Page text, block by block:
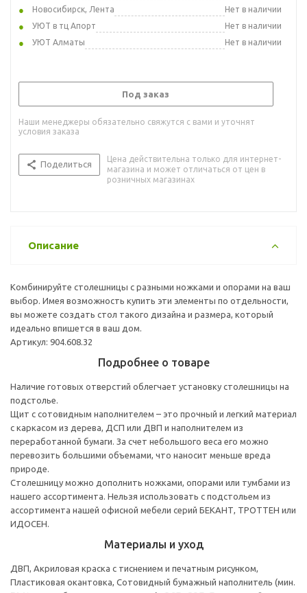
Новосибирск, Лента
Нет в наличии
УЮТ в тц Апорт
Нет в наличии
УЮТ Алматы
Нет в наличии
Под заказ
Наши менеджеры обязательно свяжутся с вами и уточнят
условия заказа
Поделиться
Цена действительна только для интернет-
магазина и может отличаться от цен в
розничных магазинах
Описание
Комбинируйте столешницы с разными ножками и опорами на ваш
выбор. Имея возможность купить эти элементы по отдельности,
вы можете создать стол такого дизайна и размера, который
идеально впишется в ваш дом.
Артикул: 904.608.32
Подробнее о товаре
Наличие готовых отверстий облегчает установку столешницы на
подстолье.
Щит с сотовидным наполнителем – это прочный и легкий материал
с каркасом из дерева, ДСП или ДВП и наполнителем из
переработанной бумаги. За счет небольшого веса его можно
перевозить большими объемами, что наносит меньше вреда
природе.
Столешницу можно дополнить ножками, опорами или тумбами из
нашего ассортимента. Нельзя использовать с подстольем из
ассортимента нашей офисной мебели серий БЕКАНТ, ТРОТТЕН или
ИДОСЕН.
Материалы и уход
ДВП, Акриловая краска с тиснением и печатным рисунком,
Пластиковая окантовка, Сотовидный бумажный наполнитель (мин.